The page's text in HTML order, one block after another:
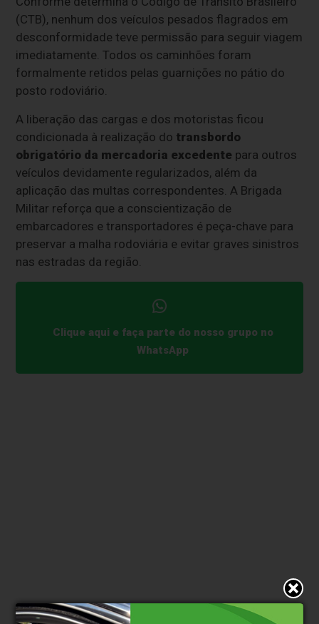
(CTB), nenhum dos veículos pesados flagrados em
desconformidade teve permissão para seguir viagem
imediatamente. Todos os caminhões foram
formalmente retidos pelas guarnições no pátio do
posto rodoviário.
A liberação das cargas e dos motoristas ficou
condicionada à realização do transbordo
obrigatório da mercadoria excedente para outros
veículos devidamente regularizados, além da
aplicação das multas correspondentes. A Brigada
Militar reforça que a conscientização de
embarcadores e transportadores é peça-chave para
preservar a malha rodoviária e evitar graves sinistros
nas estradas da região.
Clique aqui e faça parte do nosso grupo no
WhatsApp